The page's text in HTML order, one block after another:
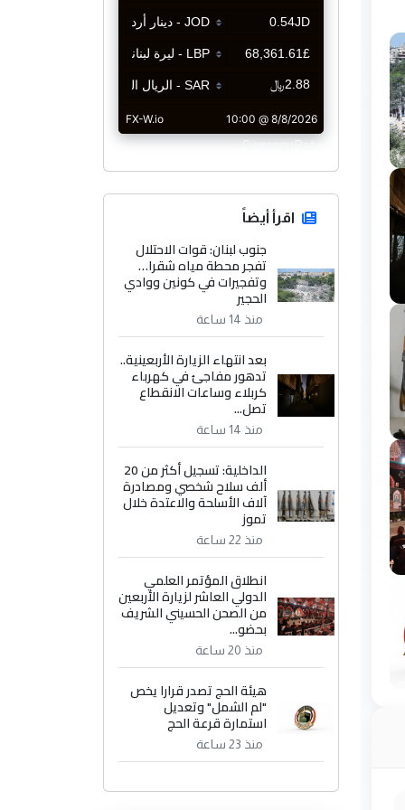
CurrencyRate
اقرأ أيضاً
جنوب لبنان: قوات الاحتلال
تفجر محطة مياه شقرا…
وتفجيرات في كونين ووادي
الحجير
منذ 14 ساعة
بعد انتهاء الزيارة الأربعينية..
تدهور مفاجئ في كهرباء
كربلاء وساعات الانقطاع
تصل...
منذ 14 ساعة
الداخلية: تسجيل أكثر من 20
ألف سلاح شخصي ومصادرة
آلاف الأسلحة والاعتدة خلال
تموز
منذ 22 ساعة
انطلاق المؤتمر العلمي
الدولي العاشر لزيارة الأربعين
من الصحن الحسيني الشريف
بحضو...
منذ 20 ساعة
هيئة الحج تصدر قرارا يخص
"لم الشمل" وتعديل
استمارة قرعة الحج
منذ 23 ساعة